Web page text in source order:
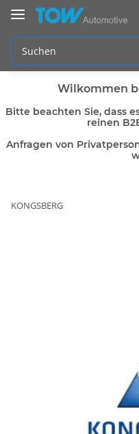
Wilkommen
Bitte beachten Sie, dass
reinen
Anfragen von
KONGSBERG